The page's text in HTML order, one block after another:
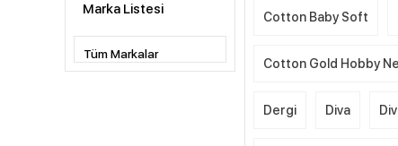
Marka Listesi Cotton Baby Soft
Cotton Gold Hobby
Dergi Diva